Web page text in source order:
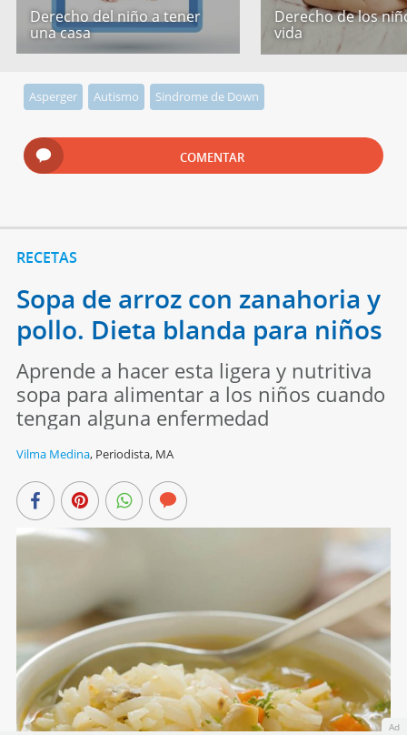
Derecho del niño a tener
una casa
Derecho de los
vida
Asperger Autismo Sindrome de Down
COMENTAR
RECETAS
Sopa de arroz con zanahoria y
pollo. Dieta blanda para niños
Aprende a hacer esta ligera y nutritiva
sopa para alimentar a los niños cuando
tengan alguna enfermedad
Vilma Medina, Periodista, MA
Ad